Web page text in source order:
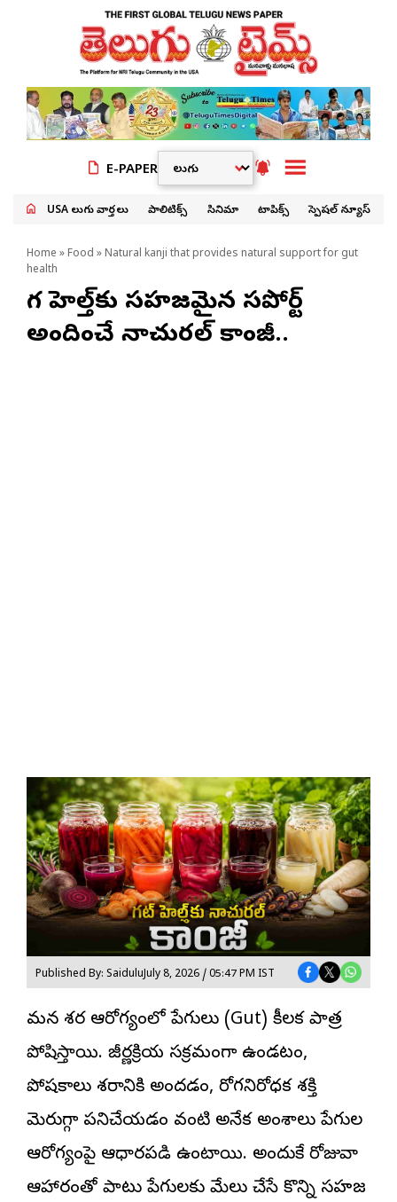
E-PAPER
USA తెలుగు వార్తలు పాలిటిక్స్ సినిమా టాపిక్స్ స్పెషల్ న్యూస్
Home » Food » Natural kanji that provides natural support for gut
health
గట్ హెల్త్‌కు సహజమైన సపోర్ట్
అందించే నాచురల్ కాంజీ..
Published By: SaiduluJuly 8, 2026 / 05:47 PM IST
మన శరీర ఆరోగ్యంలో పేగులు (Gut) కీలక పాత్ర
పోషిస్తాయి. జీర్ణక్రియ సక్రమంగా ఉండటం,
పోషకాలు శరీరానికి అందడం, రోగనిరోధక శక్తి
మెరుగ్గా పనిచేయడం వంటి అనేక అంశాలు పేగుల
ఆరోగ్యంపై ఆధారపడి ఉంటాయి. అందుకే రోజువారీ
ఆహారంతో పాటు పేగులకు మేలు చేసే కొన్ని సహజ